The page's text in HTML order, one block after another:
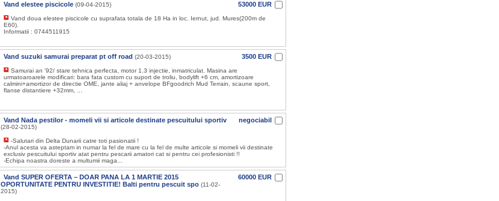
Vand elestee piscicole (09-04-2015) 53000 EUR
Vand doua elestee piscicole cu suprafata totala de 18 Ha in loc. Iernut, jud. Mures(200m de
E60).
Informatii : 0744511915
Vand suzuki samurai preparat pt off road (20-03-2015) 3500 EUR
Samurai an '92/ stare tehnica perfecta, motor 1.3 injectie, inmatriculat. Masina are
urmatoaroarele modificari: bara fata custom cu suport de troliu, bodylift +6 cm, amortizoare
calmini+amortizor de directie OME, jante aliaj + anvelope BFgoodrich Mud Terrain, scaune sport,
flanse distantiere +32mm, ...
Vand Nada pestilor - momeli vii si articole destinate pescuitului sportiv
(28-02-2015)
negociabil
-Salutari din Delta Dunarii catre toti pasionatii !
-Anul acesta va asteptam in numar la fel de mare cu la fel de multe articole si momeli vii destinate
exclusiv pescuitului sportiv atat pentru pescarii amatori cat si pentru cei profesionisti !!
-Echipa noastra doreste a multumii maga...
Vand SUPER OFERTA – DOAR PANA LA 1 MARTIE 2015
OPORTUNITATE PENTRU INVESTITIE! Balti pentru pescuit spo (11-02-
2015)
60000 EUR